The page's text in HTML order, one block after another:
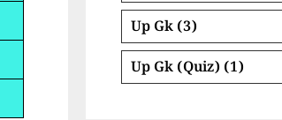
Up Gk (3)
Up Gk (Quiz) (1)